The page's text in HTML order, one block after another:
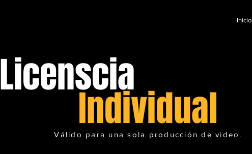
Inicio
Licenscia
Individual
Válido para una sola producción de video.